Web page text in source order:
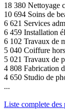
18 380 Nettoyage
10 694 Soins de
6 621 Services
6 459 Installation
6 102 Travaux de
5 040 Coiffure
5 021 Travaux de
4 808 Fabrication
4 650 Studio de
...
Liste complete des